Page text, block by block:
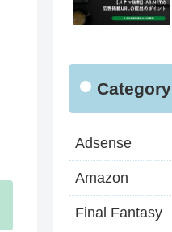
Category
Adsense
Amazon
Final Fantasy